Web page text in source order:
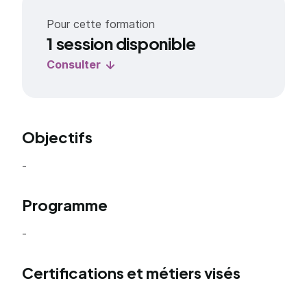
Pour cette formation
1 session disponible
Consulter
Objectifs
-
Programme
-
Certifications et métiers visés